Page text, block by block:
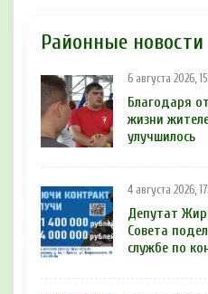
Районные новости
6 августа 2026,
Благодаря
жизни
улучшилось
4 августа 2026,
Депутат
Совета
службе по